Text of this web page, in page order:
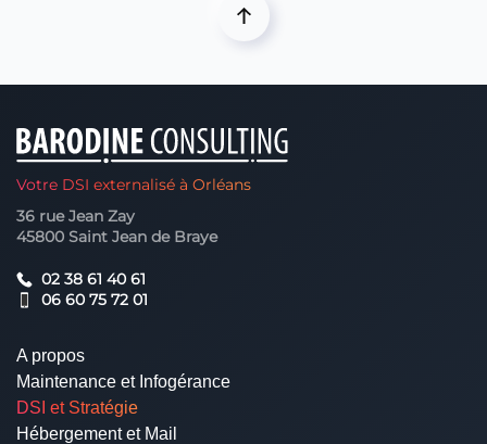
Votre DSI externalisé à Orléans
36 rue Jean Zay
45800 Saint Jean de Braye
02 38 61 40 61
06 60 75 72 01
A propos
Maintenance et Infogérance
DSI et Stratégie
Hébergement et Mail